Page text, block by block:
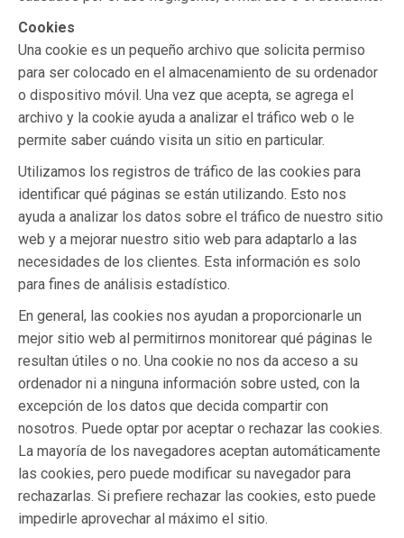
Cookies
Una cookie es un pequeño archivo que solicita permiso
para ser colocado en el almacenamiento de su ordenador
o dispositivo móvil. Una vez que acepta, se agrega el
archivo y la cookie ayuda a analizar el tráfico web o le
permite saber cuándo visita un sitio en particular.
Utilizamos los registros de tráfico de las cookies para
identificar qué páginas se están utilizando. Esto nos
ayuda a analizar los datos sobre el tráfico de nuestro sitio
web y a mejorar nuestro sitio web para adaptarlo a las
necesidades de los clientes. Esta información es solo
para fines de análisis estadístico.
En general, las cookies nos ayudan a proporcionarle un
mejor sitio web al permitirnos monitorear qué páginas le
resultan útiles o no. Una cookie no nos da acceso a su
ordenador ni a ninguna información sobre usted, con la
excepción de los datos que decida compartir con
nosotros. Puede optar por aceptar o rechazar las cookies.
La mayoría de los navegadores aceptan automáticamente
las cookies, pero puede modificar su navegador para
rechazarlas. Si prefiere rechazar las cookies, esto puede
impedirle aprovechar al máximo el sitio.